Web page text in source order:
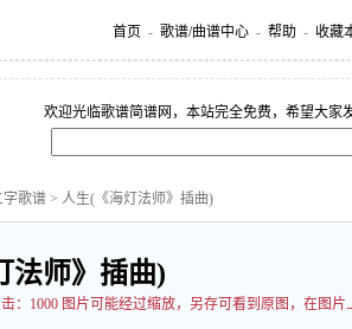
首页 - 歌谱/曲谱中心 - 帮助 - 收藏
欢迎光临歌谱简谱网，本站完全免费，希望大家
字歌谱 > 人生(《海灯法师》插曲)
法师》插曲)
： 1000 图片可能经过缩放，另存可看到原图，在图